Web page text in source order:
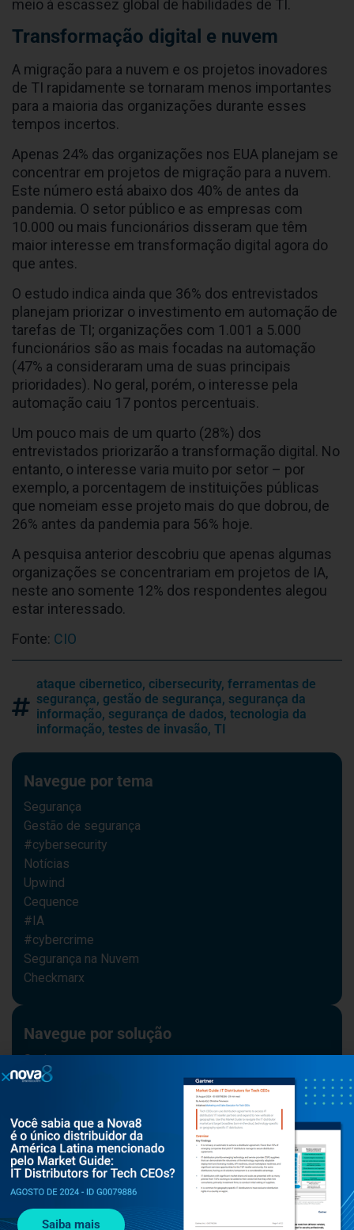
meio à escassez global de habilidades de TI.
Transformação digital e nuvem
A migração para a nuvem e os projetos inovadores
de TI rapidamente se tornaram menos importantes
para a maioria das organizações durante esses
tempos incertos.
Apenas 24% das organizações nos EUA planejam se
concentrar em projetos de migração para a nuvem.
Este número está abaixo dos 40% de antes da
pandemia. O setor público e as empresas com
10.000 ou mais funcionários disseram que têm
maior interesse em transformação digital agora do
que antes.
O estudo indica ainda que 36% dos entrevistados
planejam priorizar o investimento em automação de
tarefas de TI; organizações com 1.001 a 5.000
funcionários são as mais focadas na automação
(47% a consideraram uma de suas principais
prioridades). No geral, porém, o interesse pela
automação caiu 17 pontos percentuais.
Um pouco mais de um quarto (28%) dos
entrevistados priorizarão a transformação digital. No
entanto, o interesse varia muito por setor – por
exemplo, a porcentagem de instituições públicas
que nomeiam esse projeto mais do que dobrou, de
26% antes da pandemia para 56% hoje.
A pesquisa anterior descobriu que apenas algumas
organizações se concentrariam em projetos de IA,
neste ano somente 12% dos respondentes alegou
estar interessado.
Fonte: CIO
ataque cibernetico, cibersecurity, ferramentas de
segurança, gestão de segurança, segurança da
informação, segurança de dados, tecnologia da
informação, testes de invasão, TI
Navegue por tema
Segurança
Gestão de segurança
#cybersecurity
Notícias
Upwind
Cequence
#IA
#cybercrime
Segurança na Nuvem
Checkmarx
Navegue por solução
Snyk
Upwind
Coro
Ironscales
Checkmarx
Saiba mais